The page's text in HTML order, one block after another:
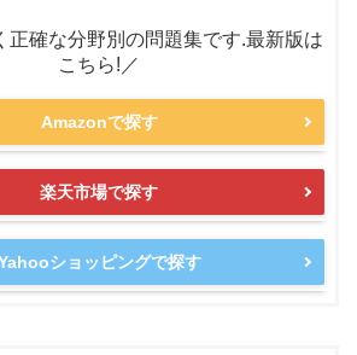
正確な分野別の問題集です.最新版は
こちら!／
Amazonで探す
楽天市場で探す
ショッピングで探す